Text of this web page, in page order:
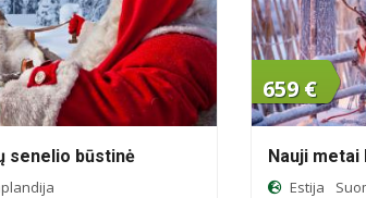
senelio būstinė
659 €
Nauji metai
Estija